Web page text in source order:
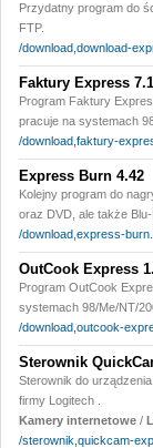
Przydatny program do
FTP.
/download,download-
Faktury Express
Program Faktury
pracuje na systemach
/download,faktury-
Express Burn 4.42
Kolejny program do
oraz DVD, ale także Blu-
/download,express-
OutCook Express
Program OutCook
systemach 98/Me/NT/
/download,outcook-
Sterownik
Sterownik do
firmy Logitech .
Kamery internetowe /
/sterownik,quickcam-